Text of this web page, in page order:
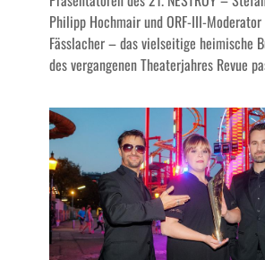
Philipp Hochmair und ORF-III-
Fässlacher – das vielseitige heimische
des vergangenen Theaterjahres Revue